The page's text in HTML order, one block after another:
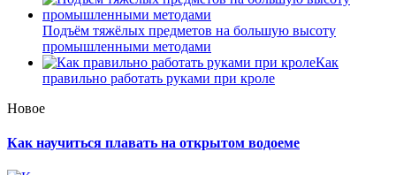
Подъём тяжёлых предметов на большую высоту
промышленными методами
Как
правильно работать руками при кроле
Новое
Как научиться плавать на открытом водоеме